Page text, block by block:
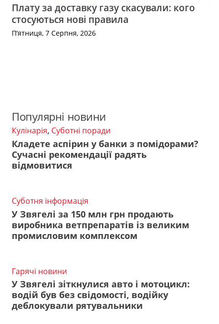
Плату за доставку газу скасували: кого
стосуються нові правила
П’ятниця, 7 Серпня, 2026
Популярні новини
Кулінарія, Суботні поради
Кладете аспірин у банки з помідорами?
Сучасні рекомендації радять
відмовитися
Суботня інформація
У Звягелі за 150 млн грн продають
виробника ветпрепаратів із великим
промисловим комплексом
Гарячі новини
У Звягелі зіткнулися авто і мотоцикл:
водій був без свідомості, водійку
деблокували рятувальники